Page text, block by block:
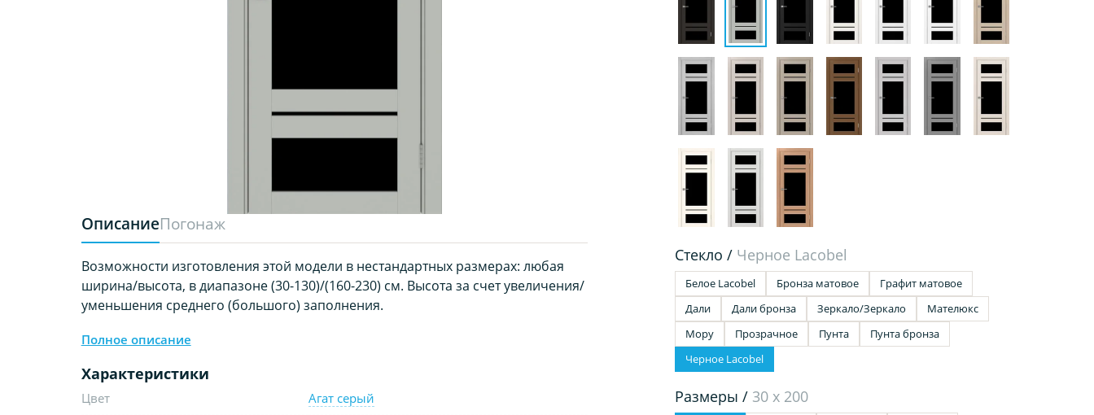
ОписаниеПогонаж
Возможности изготовления этой модели в нестандартных размерах: любая
ширина/высота, в диапазоне (30-130)/(160-230) см. Высота за счет увеличения/
уменьшения среднего (большого) заполнения.
Полное описание
Характеристики
Цвет Агат серый
Стекло / Черное Lacobel
Белое Lacobel Бронза матовое
Графит матовое
Дали
Дали бронза Зеркало/Зеркало
Мателюкс
Мору
Прозрачное Пунта
Пунта бронза
Черное Lacobel
Размеры / 30 х 200